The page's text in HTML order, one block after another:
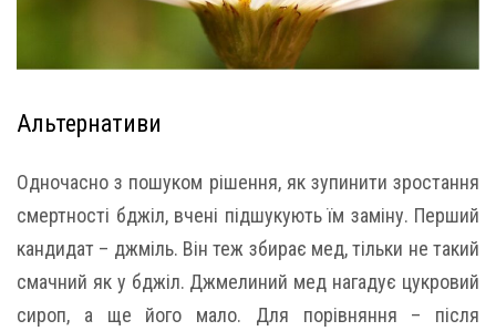
Альтернативи
Одночасно з пошуком рішення, як зупинити зростання
смертності бджіл, вчені підшукують їм заміну. Перший
кандидат – джміль. Він теж збирає мед, тільки не такий
смачний як у бджіл. Джмелиний мед нагадує цукровий
сироп, а ще його мало. Для порівняння – після